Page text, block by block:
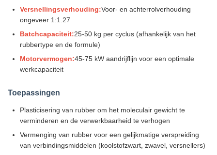
Versnellingsverhouding:Voor- en achterrolverhouding
ongeveer 1:1.27
Batchcapaciteit:25-50 kg per cyclus (afhankelijk van het
rubbertype en de formule)
Motorvermogen:45-75 kW aandrijflijn voor een optimale
werkcapaciteit
Toepassingen
Plasticisering van rubber om het moleculair gewicht te
verminderen en de verwerkbaarheid te verhogen
Vermenging van rubber voor een gelijkmatige verspreiding
van verbindingsmiddelen (koolstofzwart, zwavel, versnellers)